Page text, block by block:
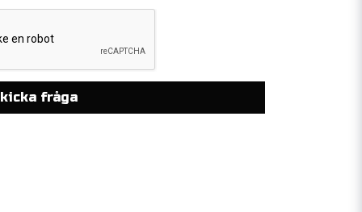
fråga